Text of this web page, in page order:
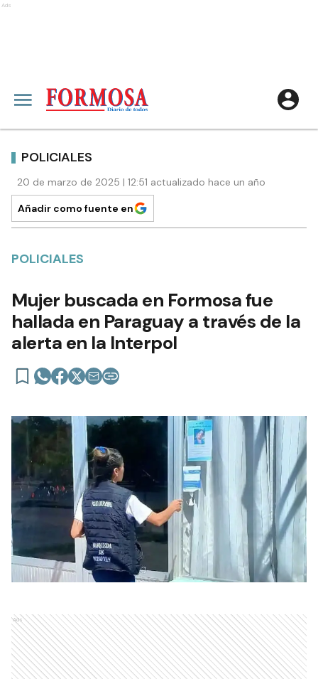
Ads
POLICIALES
20 de marzo de 2025 | 12:51 actualizado hace un año
Añadir como fuente en
POLICIALES
Mujer buscada en Formosa fue
hallada en Paraguay a través de la
alerta en la Interpol
Ads